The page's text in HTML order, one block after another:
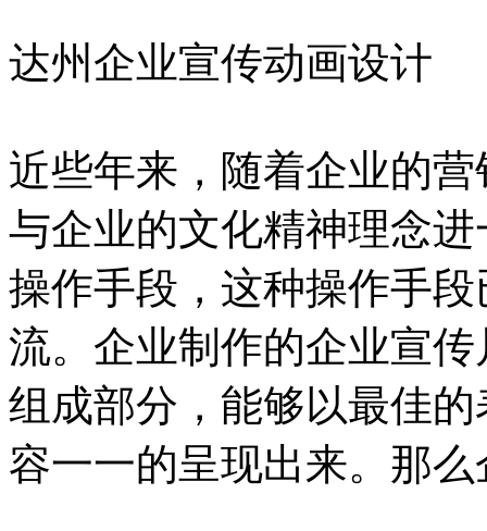
达州企业宣传动画设计
近些年来，随着企业的
与企业的文化精神理念
操作手段，这种操作手
流。企业制作的企业宣
组成部分，能够以最佳
容一一的呈现出来。那么